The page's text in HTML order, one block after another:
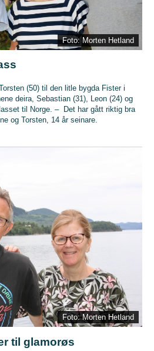
Foto: Morten Hetland
(50) til den litle bygda Fister i
deira, Sebastian (31), Leon (24) og
til Norge. – Det har gått riktig bra
og Torsten, 14 år seinare.
Foto: Morten Hetland
til glamorøs